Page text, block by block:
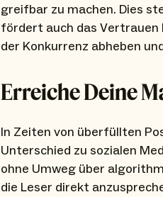
greifbar zu machen. Dies
fördert auch das Vertrauen
der Konkurrenz abheben
Erreiche Deine
In Zeiten von überfüllten
Unterschied zu sozialen
ohne Umweg über
die Leser direkt